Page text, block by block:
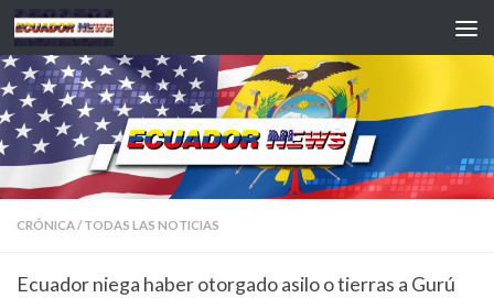
Saltar al contenido
CRÓNICA/ TODAS LAS NOTICIAS
Ecuador niega haber otorgado asilo o tierras a Gurú